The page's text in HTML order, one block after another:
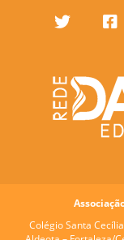
Colégio Santa